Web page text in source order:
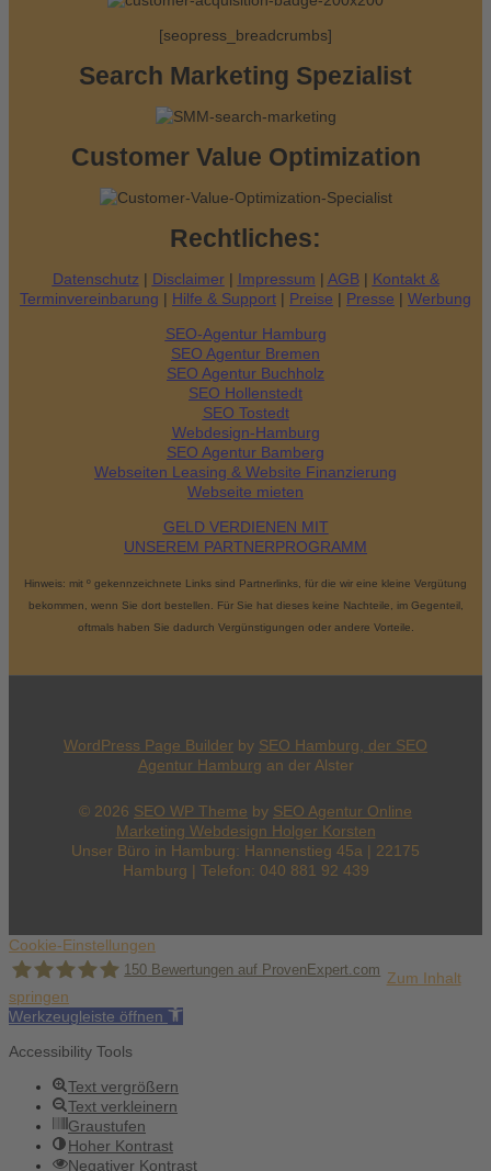
[seopress_breadcrumbs]
Search Marketing Spezialist
Customer Value Optimization
Rechtliches:
Datenschutz | Disclaimer| Impressum | AGB| Kontakt &
Terminvereinbarung | Hilfe & Support | Preise | Presse | Werbung
SEO-Agentur Hamburg
SEO Agentur Bremen
SEO Agentur Buchholz
SEO Hollenstedt
SEO Tostedt
Webdesign-Hamburg
SEO Agentur Bamberg
Webseiten Leasing & Website Finanzierung
Webseite mieten
GELD VERDIENEN MIT
UNSEREM PARTNERPROGRAMM
Hinweis: mit º gekennzeichnete Links sind Partnerlinks, für die wir eine kleine Vergütung
bekommen, wenn Sie dort bestellen. Für Sie hat dieses keine Nachteile, im Gegenteil,
oftmals haben Sie dadurch Vergünstigungen oder andere Vorteile.
WordPress Page Builder by SEO Hamburg, der SEO
Agentur Hamburg an der Alster
© 2026 SEO WP Theme by SEO Agentur Online
Marketing Webdesign Holger Korsten
Unser Büro in Hamburg: Hannenstieg 45a | 22175
Hamburg | Telefon: 040 881 92 439
Cookie-Einstellungen
150 Bewertungen auf ProvenExpert.com Zum Inhalt
springen
Werkzeugleiste öffnen
Accessibility Tools
Text vergrößern
Text verkleinern
Graustufen
Hoher Kontrast
Negativer Kontrast